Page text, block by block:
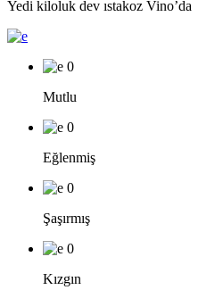
Yedi kiloluk dev ıstakoz Vino’da
0
Mutlu
0
Eğlenmiş
0
Şaşırmış
0
Kızgın